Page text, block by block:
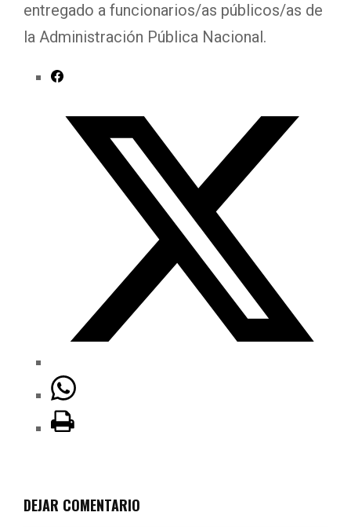
entregado a funcionarios/as públicos/as de
la Administración Pública Nacional.
DEJAR COMENTARIO